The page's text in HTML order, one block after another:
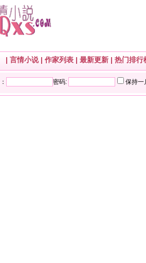
| 言情小说| 作家列表 | 最新更新 | 热门排行